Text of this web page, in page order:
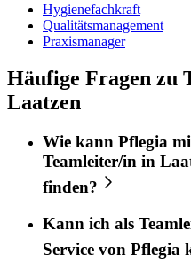
Hygienefachkraft
Qualitätsmanagement
Praxismanager
Häufige Fragen zu
Laatzen
Wie kann Pflegia
Teamleiter/in in
finden?
Kann ich als
Service von Pflegia